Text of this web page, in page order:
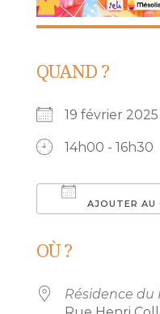
QUAND ?
19 février
14h00 - 16h30
AJOUTER AU
OÙ ?
Résidence du